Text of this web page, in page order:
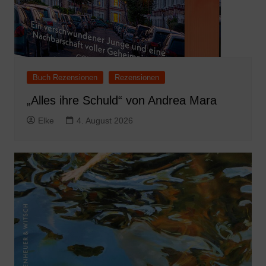
Buch Rezensionen Rezensionen
„Alles ihre Schuld“ von Andrea Mara
Elke 4. August 2026